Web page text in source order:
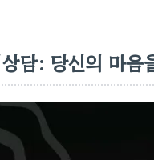
담: 당신의 마음